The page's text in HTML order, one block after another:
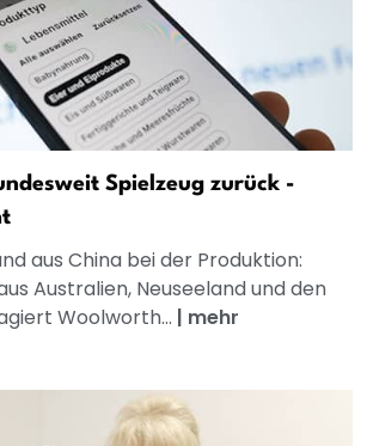
Spielzeug zurück -
aus China bei der Produktion:
Australien, Neuseeland und den
Woolworth... | mehr